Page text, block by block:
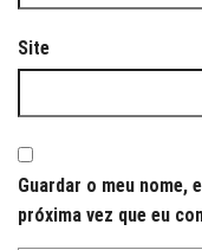
Site
Guardar o meu nome,
próxima vez que eu